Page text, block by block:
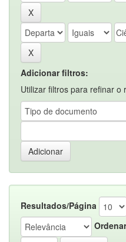
Adicionar filtros:
Utilizar filtros para refinar o
Resultados/Página
Ordenar